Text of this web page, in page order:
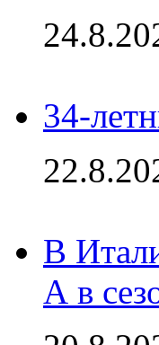
34-
В
А в